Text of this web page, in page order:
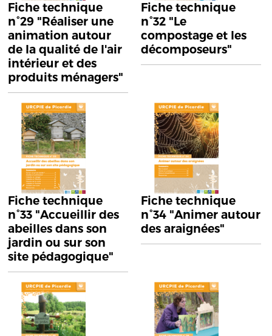
Fiche technique
n°29 "Réaliser une
animation autour
de la qualité de l'air
intérieur et des
produits ménagers"
Fiche technique
n°32 "Le
compostage et les
décomposeurs"
Fiche technique
n°33 "Accueillir des
abeilles dans son
jardin ou sur son
site pédagogique"
Fiche technique
n°34 "Animer autour
des araignées"